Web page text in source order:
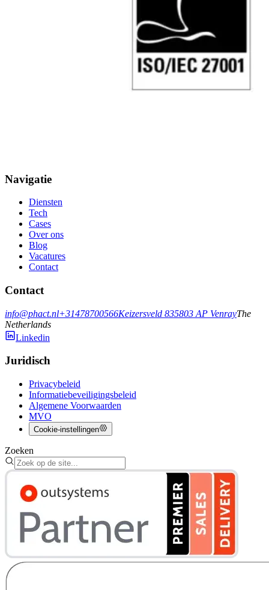
Navigatie
Diensten
Tech
Cases
Over ons
Blog
Vacatures
Contact
Contact
info@phact.nl+31478700566Keizersveld 835803 AP VenrayThe
Netherlands
Linkedin
Juridisch
Privacybeleid
Informatiebeveiligingsbeleid
Algemene Voorwaarden
MVO
Cookie-instellingen
Zoeken